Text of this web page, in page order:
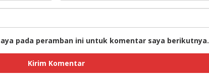
pada peramban ini untuk komentar saya berikutnya.